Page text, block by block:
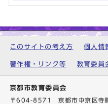
このサイトの考え方 個人情
著作権・リンク等 教育委員
京都市教育委員会
〒604-8571 京都市中京区寺